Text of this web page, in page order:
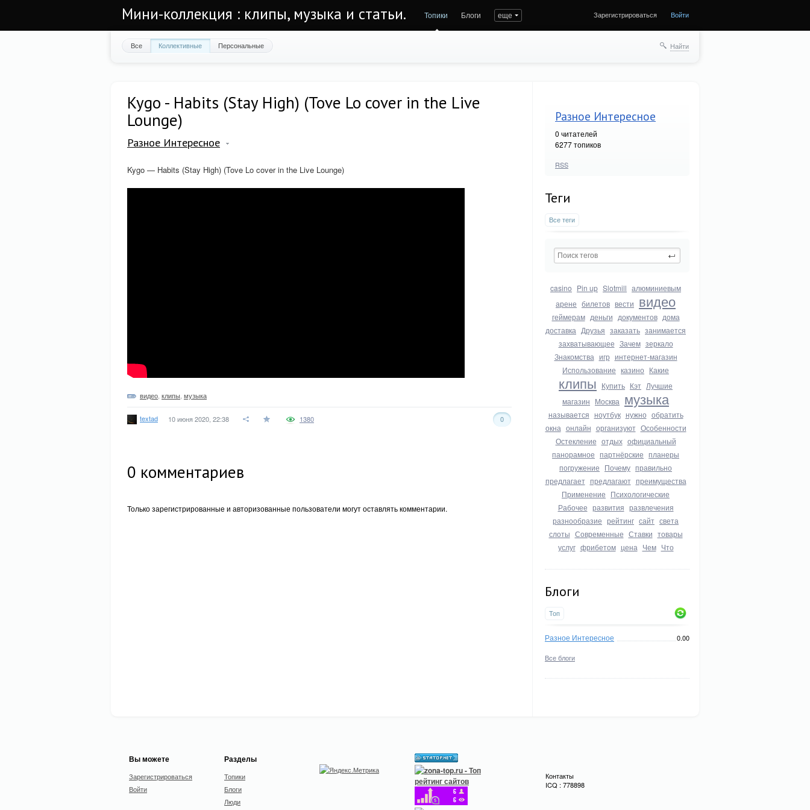
Мини-коллекция : клипы, музыка и статьи. Топики Блоги еще Зарегистрироваться Войти
Все Коллективные Персональные Найти
Разное Интересное
0 читателей
6277 топиков
RSS
Теги
Все теги
casino Pin up Slotmill алюминиевым
арене билетов вести видео
геймерам деньги документов дома
доставка Друзья заказать занимается
захватывающее Зачем зеркало
Знакомства игр интернет-магазин
Использование казино Какие
клипы Купить Кэт Лучшие
магазин Москва музыка
называется ноутбук нужно обратить
окна онлайн организуют Особенности
Остекление отдых официальный
панорамное партнёрские планеры
погружение Почему правильно
предлагает предлагают преимущества
Применение Психологические
Рабочее развития развлечения
разнообразие рейтинг сайт света
слоты Современные Ставки товары
услуг фрибетом цена Чем Что
Блоги
Топ
Разное Интересное 0.00
Все блоги
Kygo - Habits (Stay High) (Tove Lo cover in the Live
Lounge)
Разное Интересное
Kygo — Habits (Stay High) (Tove Lo cover in the Live Lounge)
видео клипы музыка
textad 10 июня 2020, 22:38 0
1380
0 комментариев
Только зарегистрированные и авторизованные пользователи могут оставлять комментарии.
Вы можете
Зарегистрироваться
Войти
Разделы
Топики
Блоги
Люди
Контакты
ICQ : 778898